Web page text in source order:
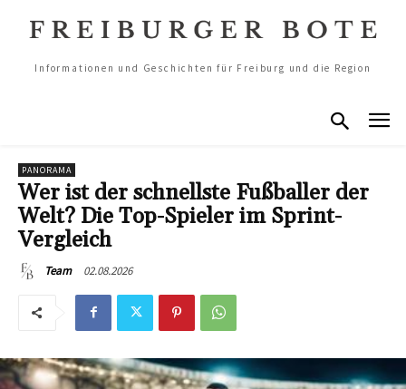
Informationen und Geschichten für Freiburg und die Region
PANORAMA
Wer ist der schnellste Fußballer der
Welt? Die Top-Spieler im Sprint-
Vergleich
Team 02.08.2026